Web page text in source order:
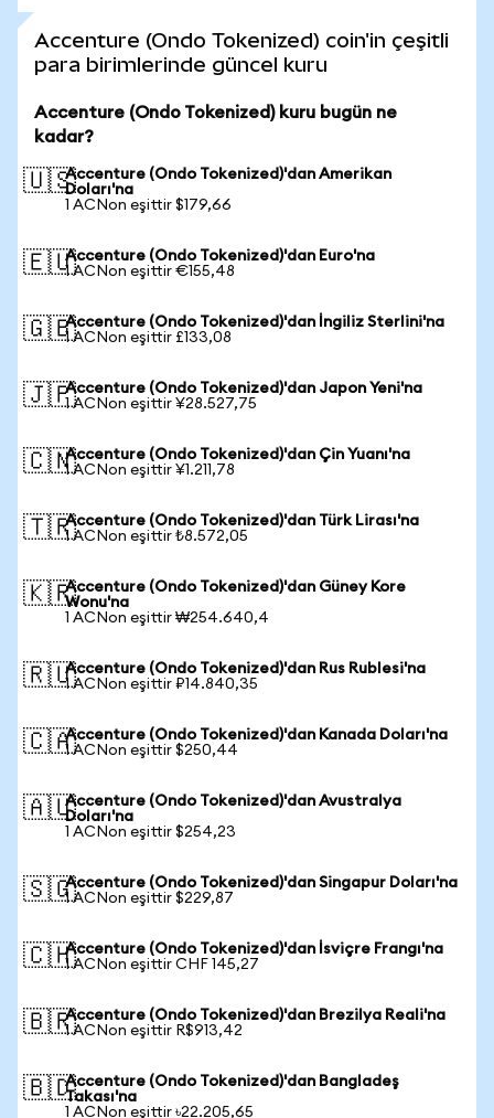
Accenture (Ondo Tokenized) coin'in çeşitli
para birimlerinde güncel kuru
Accenture (Ondo Tokenized) kuru bugün ne
kadar?
🇺🇸Accenture (Ondo Tokenized)'dan Amerikan
Doları'na
1 ACNon eşittir $179,66
🇪🇺Accenture (Ondo Tokenized)'dan Euro'na
1 ACNon eşittir €155,48
🇬🇧Accenture (Ondo Tokenized)'dan İngiliz Sterlini'na
1 ACNon eşittir £133,08
🇯🇵Accenture (Ondo Tokenized)'dan Japon Yeni'na
1 ACNon eşittir ¥28.527,75
🇨🇳Accenture (Ondo Tokenized)'dan Çin Yuanı'na
1 ACNon eşittir ¥1.211,78
🇹🇷Accenture (Ondo Tokenized)'dan Türk Lirası'na
1 ACNon eşittir ₺8.572,05
🇰🇷Accenture (Ondo Tokenized)'dan Güney Kore
Wonu'na
1 ACNon eşittir ₩254.640,4
🇷🇺Accenture (Ondo Tokenized)'dan Rus Rublesi'na
1 ACNon eşittir ₽14.840,35
🇨🇦Accenture (Ondo Tokenized)'dan Kanada Doları'na
1 ACNon eşittir $250,44
🇦🇺Accenture (Ondo Tokenized)'dan Avustralya
Doları'na
1 ACNon eşittir $254,23
🇸🇬Accenture (Ondo Tokenized)'dan Singapur Doları'na
1 ACNon eşittir $229,87
🇨🇭Accenture (Ondo Tokenized)'dan İsviçre Frangı'na
1 ACNon eşittir CHF 145,27
🇧🇷Accenture (Ondo Tokenized)'dan Brezilya Reali'na
1 ACNon eşittir R$913,42
🇧🇩Accenture (Ondo Tokenized)'dan Bangladeş
Takası'na
1 ACNon eşittir ৳22.205,65